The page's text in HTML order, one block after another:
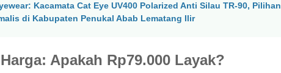
Kacamata Cat Eye UV400 Polarized Anti Silau TR-90, Pilihan
di Kabupaten Penukal Abab Lematang Ilir
Apakah Rp79.000 Layak?